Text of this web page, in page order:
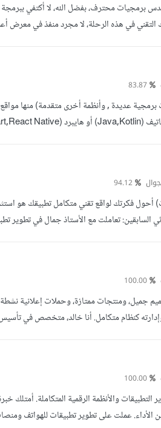
برمجيات محترف، بفضل الله، لا أكتفي
في هذه الرحلة، لا مجرد منفذ في معرض
94.12
فلاتر خبير (5 سنوات) أحول فكرتك لواقع تقني
السابقين: تعاملت مع الأستاذ جمال في
100.00
جميل، ومنتجات ممتازة، وحملات إعلانية
كنظام متكامل. أنا خالد، متخصص في تأسيس
100.00
والأنظمة الرقمية المتكاملة. أمتلك
الأداء. عملت على تطوير تطبيقات للهواتف